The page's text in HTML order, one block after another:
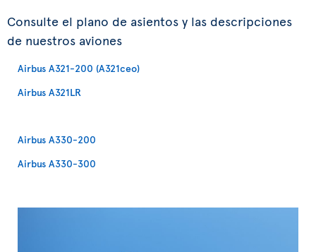
Consulte el plano de asientos y las descripciones
de nuestros aviones
Airbus A321-200 (A321ceo)
Airbus A321LR
Airbus A330-200
Airbus A330-300